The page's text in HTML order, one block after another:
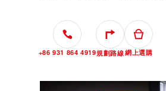
+86 931 864 4919規劃路線網上選購